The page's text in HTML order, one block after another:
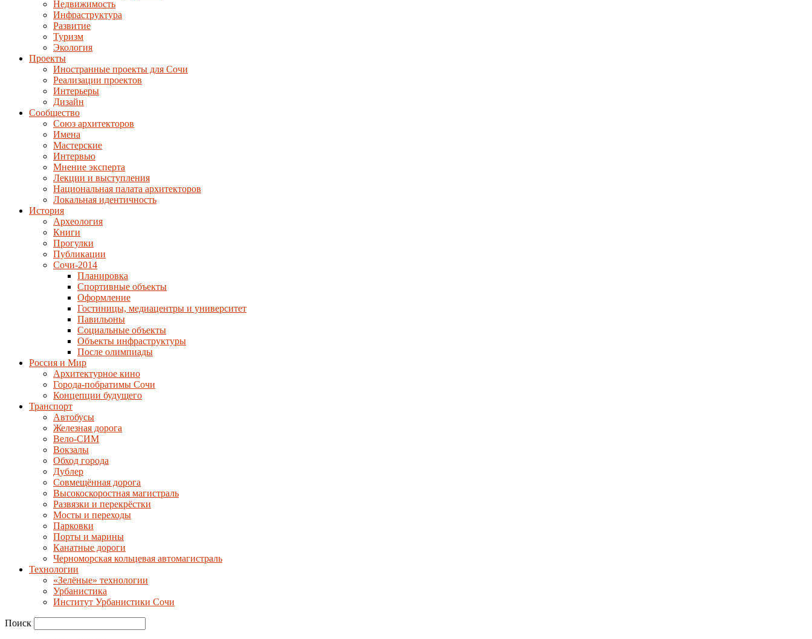
Недвижимость
Инфраструктура
Развитие
Туризм
Экология
Проекты
Иностранные проекты для Сочи
Реализации проектов
Интерьеры
Дизайн
Сообщество
Союз архитекторов
Имена
Мастерские
Интервью
Мнение эксперта
Лекции и выступления
Национальная палата архитекторов
Локальная идентичность
История
Археология
Книги
Прогулки
Публикации
Сочи-2014
Планировка
Спортивные объекты
Оформление
Гостиницы, медиацентры и университет
Павильоны
Социальные объекты
Объекты инфраструктуры
После олимпиады
Россия и Мир
Архитектурное кино
Города-побратимы Сочи
Концепции будущего
Транспорт
Автобусы
Железная дорога
Вело-СИМ
Вокзалы
Обход города
Дублер
Совмещённая дорога
Высокоскоростная магистраль
Развязки и перекрёстки
Мосты и переходы
Парковки
Порты и марины
Канатные дороги
Черноморская кольцевая автомагистраль
Технологии
«Зелёные» технологии
Урбанистика
Институт Урбанистики Сочи
Поиск